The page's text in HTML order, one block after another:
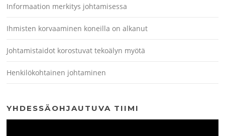
Informaation merkitys johtamisessa
Ihmisten korvaaminen koneilla on alkanut
Johtamistaidot korostuvat tekoälyn myötä
Henkilökohtainen johtaminen
YHDESSÄOHJAUTUVA TIIMI